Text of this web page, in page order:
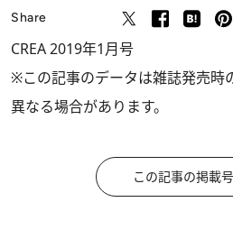
Share
CREA 2019年1月号
※この記事のデータは雑誌発売時
異なる場合があります。
この記事の掲載